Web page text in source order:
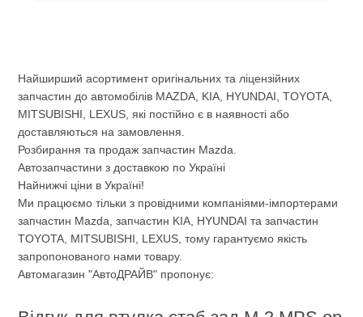
Найширший асортимент оригінальних та ліцензійних
запчастин до автомобілів MAZDA, KIA, HYUNDAI, TOYOTA,
MITSUBISHI, LEXUS, які постійно є в наявності або
доставляються на замовлення.
Розбирання та продаж запчастин Mazda.
Автозапчастини з доставкою по Україні
Найнижчі ціни в Україні!
Ми працюємо тільки з провідними компаніями-імпортерами
запчастин Mazda, запчастин KIA, HYUNDAI та запчастин
TOYOTA, MITSUBISHI, LEXUS, тому гарантуємо якість
запропонованого нами товару.
Автомагазин "АвтоДРАЙВ" пропонує: